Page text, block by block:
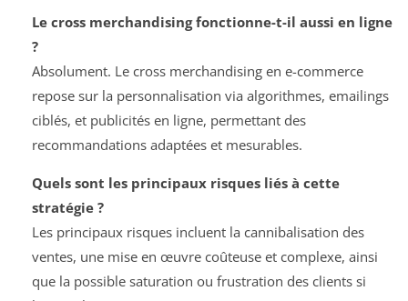
Le cross merchandising fonctionne-t-il aussi en ligne
?
Absolument. Le cross merchandising en e-commerce
repose sur la personnalisation via algorithmes, emailings
ciblés, et publicités en ligne, permettant des
recommandations adaptées et mesurables.
Quels sont les principaux risques liés à cette
stratégie ?
Les principaux risques incluent la cannibalisation des
ventes, une mise en œuvre coûteuse et complexe, ainsi
que la possible saturation ou frustration des clients si